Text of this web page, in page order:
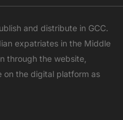
a
t
s
a
p
p
s
t
a
g
r
a
and distribute in GCC.
expatriates in the Middle
through the website,
on the digital platform as